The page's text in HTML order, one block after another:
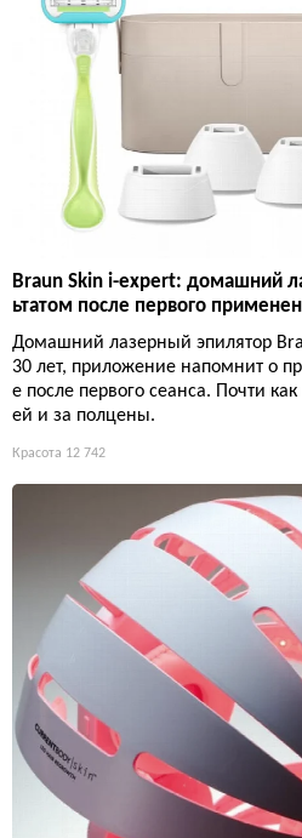
Braun Skin i-expert: домашний
ьтатом после первого
Домашний лазерный эпилятор
30 лет, приложение напомнит о
е после первого сеанса. Почти
ей и за полцены.
Красота 12 742